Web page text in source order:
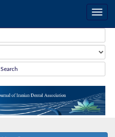
Search